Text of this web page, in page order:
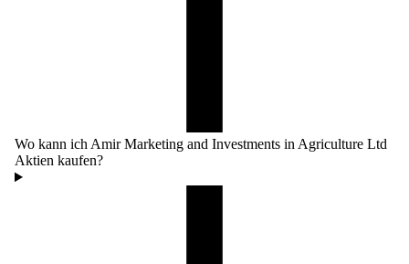
Wo kann ich Amir Marketing and Investments in Agriculture Ltd
Aktien kaufen?